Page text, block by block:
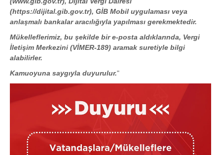
(https://dijital.gib.gov.tr), GİB Mobil uygulaması veya
anlaşmalı bankalar aracılığıyla yapılması gerekmektedir.
Mükelleflerimiz, bu şekilde bir e-posta aldıklarında, Vergi
İletişim Merkezini (VİMER-189) aramak suretiyle bilgi
alabilirler.
Kamuoyuna saygıyla duyurulur."